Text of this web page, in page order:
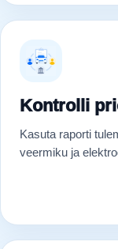
Kontrolli
Kasuta raporti
veermiku ja